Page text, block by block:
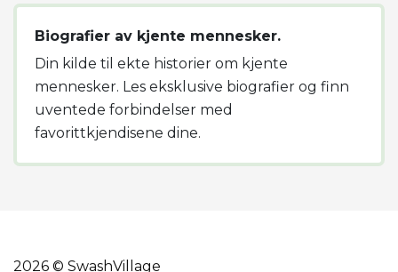
Biografier av kjente mennesker.
Din kilde til ekte historier om kjente
mennesker. Les eksklusive biografier og finn
uventede forbindelser med
favorittkjendisene dine.
2026 © SwashVillage